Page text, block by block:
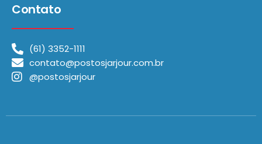
Contato
(61) 3352-1111
contato@postosjarjour.com.br
@postosjarjour